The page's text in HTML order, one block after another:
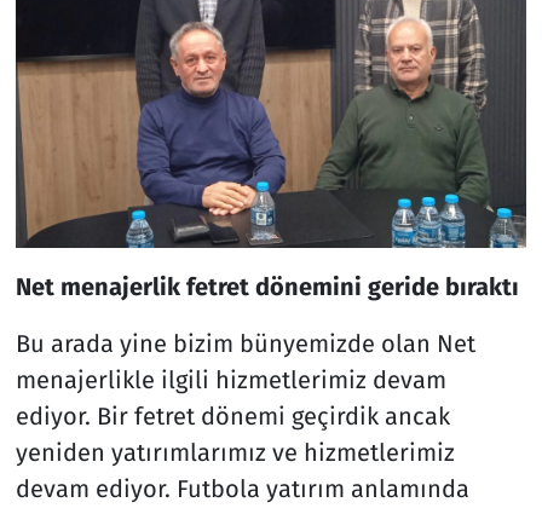
Net menajerlik fetret dönemini geride bıraktı
Bu arada yine bizim bünyemizde olan Net
menajerlikle ilgili hizmetlerimiz devam
ediyor. Bir fetret dönemi geçirdik ancak
yeniden yatırımlarımız ve hizmetlerimiz
devam ediyor. Futbola yatırım anlamında